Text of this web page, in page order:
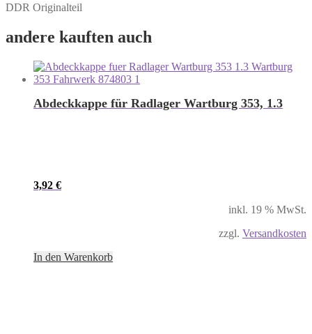
DDR Originalteil
andere kauften auch
Abdeckkappe für Radlager Wartburg 353, 1.3
3,92 €
inkl. 19 % MwSt.
zzgl. Versandkosten
In den Warenkorb